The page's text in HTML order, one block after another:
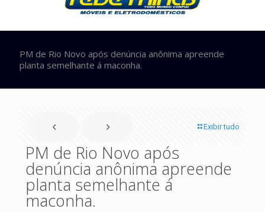
PM de Rio Novo após denúncia anônima apreende
planta semelhante á maconha.
Exibir tudo
PM de Rio Novo após
denúncia anônima apreende
planta semelhante á
maconha.